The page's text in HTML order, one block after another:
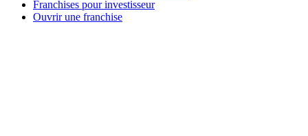
Franchises pour investisseur
Ouvrir une franchise